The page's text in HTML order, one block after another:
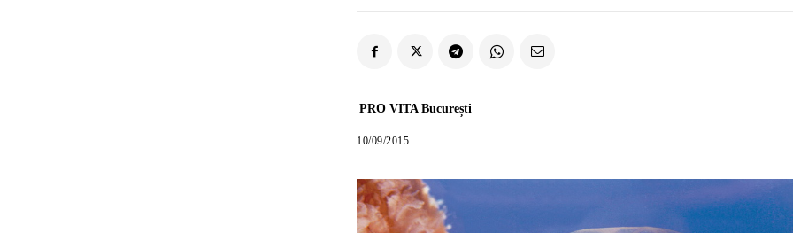
PRO VITA București
10/09/2015